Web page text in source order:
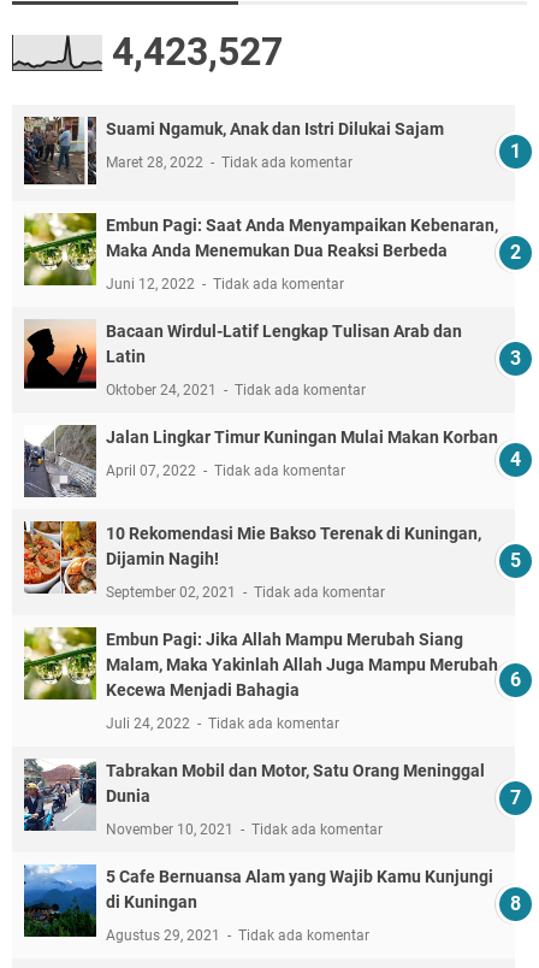
4,423,527
Suami Ngamuk, Anak dan Istri Dilukai Sajam
Maret 28, 2022 Tidak ada komentar
Embun Pagi: Saat Anda Menyampaikan Kebenaran,
Maka Anda Menemukan Dua Reaksi Berbeda
Juni 12, 2022 Tidak ada komentar
Bacaan Wirdul-Latif Lengkap Tulisan Arab dan
Latin
Oktober 24, 2021 Tidak ada komentar
Jalan Lingkar Timur Kuningan Mulai Makan Korban
April 07, 2022 Tidak ada komentar
10 Rekomendasi Mie Bakso Terenak di Kuningan,
Dijamin Nagih!
September 02, 2021 Tidak ada komentar
Embun Pagi: Jika Allah Mampu Merubah Siang
Malam, Maka Yakinlah Allah Juga Mampu Merubah
Kecewa Menjadi Bahagia
Juli 24, 2022 Tidak ada komentar
Tabrakan Mobil dan Motor, Satu Orang Meninggal
Dunia
November 10, 2021 Tidak ada komentar
5 Cafe Bernuansa Alam yang Wajib Kamu Kunjungi
di Kuningan
Agustus 29, 2021 Tidak ada komentar